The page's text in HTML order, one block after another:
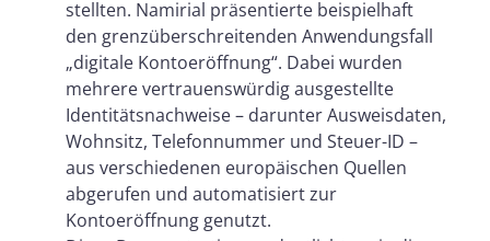
stellten. Namirial präsentierte beispielhaft
den grenzüberschreitenden Anwendungsfall
„digitale Kontoeröffnung“. Dabei wurden
mehrere vertrauenswürdig ausgestellte
Identitätsnachweise – darunter Ausweisdaten,
Wohnsitz, Telefonnummer und Steuer-ID –
aus verschiedenen europäischen Quellen
abgerufen und automatisiert zur
Kontoeröffnung genutzt.